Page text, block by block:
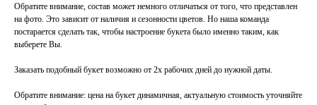
Обратите внимание, состав может немного отличаться от того, что представлен
на фото. Это зависит от наличия и сезонности цветов. Но наша команда
постарается сделать так, чтобы настроение букета было именно таким, как
выберете Вы.
Заказать подобный букет возможно от 2х рабочих дней до нужной даты.
Обратите внимание: цена на букет динамичная, актуальную стоимость уточняйте